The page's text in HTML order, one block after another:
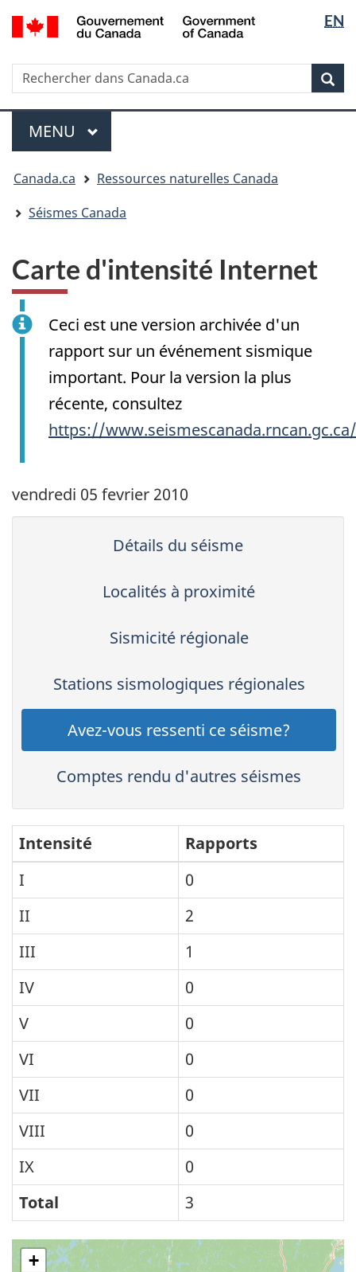
Passer
au
principal
Passer
à
sujet
du
gouvernement »
Passer
à
version
HTML
simplifiée
la
langue
EN
Rechercher
Rechercher
dans
Canada.ca
Menu
MENU PRINCIPAL
êtes
ici
Canada.ca
Ressources naturelles Canada
Séismes Canada
Carte d'intensité Internet
Ceci est une version archivée d'un
rapport sur un événement sismique
important. Pour la version la plus
récente, consultez
https://
vendredi 05 fevrier 2010
Détails du séisme
Localités à proximité
Sismicité régionale
Stations sismologiques régionales
Avez-vous ressenti ce séisme?
Comptes rendu d'autres séismes
Intensité
Rapports
I
0
II
2
III
1
IV
0
V
0
VI
0
VII
0
VIII
0
IX
0
Total
3
+